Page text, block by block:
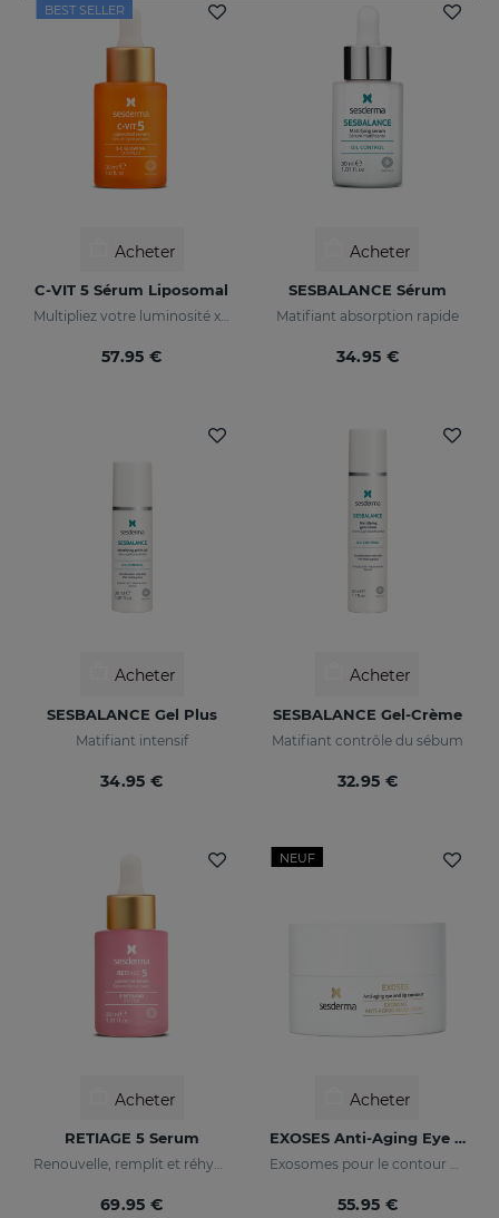
BEST SELLER
Acheter
C-VIT 5 Sérum Liposomal
Multipliez votre luminosité x 5
57.95 €
Acheter
SESBALANCE Sérum
Matifiant absorption rapide
34.95 €
Acheter
SESBALANCE Gel Plus
Matifiant intensif
34.95 €
Acheter
SESBALANCE Gel-Crème
Matifiant contrôle du sébum
32.95 €
Acheter
RETIAGE 5 Serum
Renouvelle, remplit et réhydrate
69.95 €
NEUF
Acheter
EXOSES Anti-Aging Eye And Lip Contour
Exosomes pour le contour des yeux
55.95 €